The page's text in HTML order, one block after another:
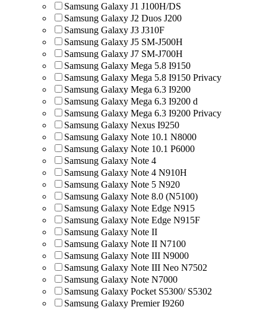
Samsung Galaxy J1 J100H/DS
Samsung Galaxy J2 Duos J200
Samsung Galaxy J3 J310F
Samsung Galaxy J5 SM-J500H
Samsung Galaxy J7 SM-J700H
Samsung Galaxy Mega 5.8 I9150
Samsung Galaxy Mega 5.8 I9150 Privacy
Samsung Galaxy Mega 6.3 I9200
Samsung Galaxy Mega 6.3 I9200 d
Samsung Galaxy Mega 6.3 I9200 Privacy
Samsung Galaxy Nexus I9250
Samsung Galaxy Note 10.1 N8000
Samsung Galaxy Note 10.1 P6000
Samsung Galaxy Note 4
Samsung Galaxy Note 4 N910H
Samsung Galaxy Note 5 N920
Samsung Galaxy Note 8.0 (N5100)
Samsung Galaxy Note Edge N915
Samsung Galaxy Note Edge N915F
Samsung Galaxy Note II
Samsung Galaxy Note II N7100
Samsung Galaxy Note III N9000
Samsung Galaxy Note III Neo N7502
Samsung Galaxy Note N7000
Samsung Galaxy Pocket S5300/ S5302
Samsung Galaxy Premier I9260